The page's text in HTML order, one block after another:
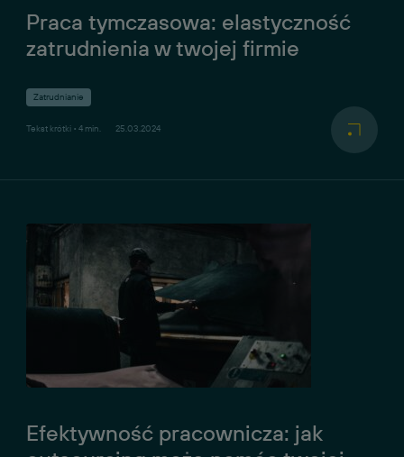
Praca tymczasowa: elastyczność
zatrudnienia w twojej firmie
Zatrudnianie
Tekst krótki • 4 min. 25.03.2024
Efektywność pracownicza: jak